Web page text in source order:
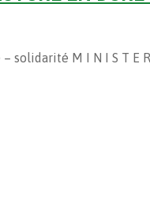
solidarité M I N I S T E R